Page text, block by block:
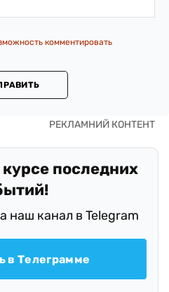
комментировать
последних
наш канал в Telegram
в Телеграмме